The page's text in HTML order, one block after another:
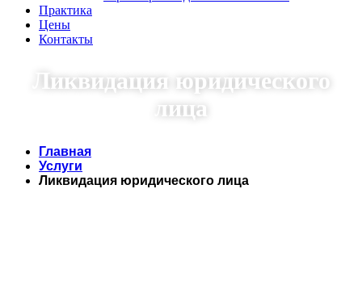
Практика
Цены
Контакты
Ликвидация юридического
лица
Главная
Услуги
Ликвидация юридического лица